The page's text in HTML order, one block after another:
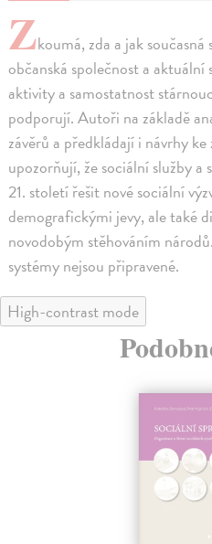
Zkoumá, zda a jak
občanská společnost a aktuální
aktivity a samostatnost
podporují. Autoři na základě
závěrů a předkládají i návrhy ke
upozorňují, že sociální služby
21. století řešit nové sociální
demografickými jevy, ale také
novodobým stěhováním
systémy nejsou připravené.
High-contrast mode